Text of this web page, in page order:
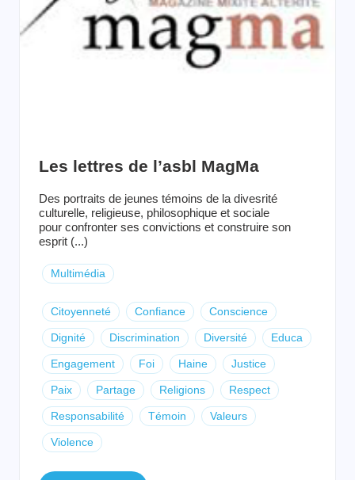
Les lettres de l’asbl MagMa
Des portraits de jeunes témoins de la divesrité
culturelle, religieuse, philosophique et sociale
pour confronter ses convictions et construire son
esprit (...)
Multimédia
Citoyenneté Confiance Conscience
Dignité Discrimination Diversité Educa
Engagement Foi Haine Justice
Paix Partage Religions Respect
Responsabilité Témoin Valeurs
Violence